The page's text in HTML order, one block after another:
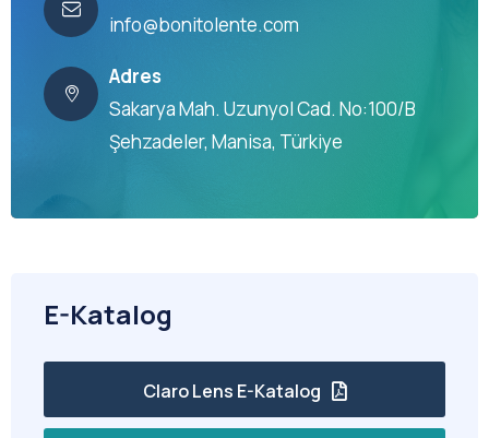
info@bonitolente.com
Adres
Sakarya Mah. Uzunyol Cad. No:100/B
Şehzadeler, Manisa, Türkiye
E-Katalog
Claro Lens E-Katalog